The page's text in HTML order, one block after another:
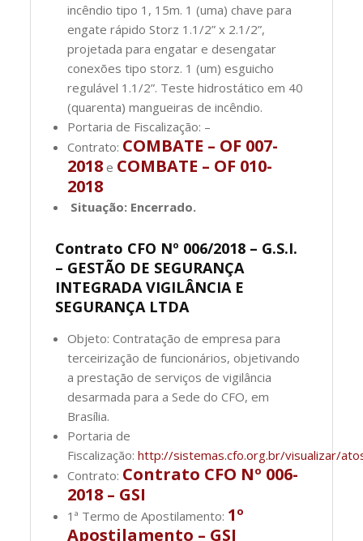
incêndio tipo 1, 15m. 1 (uma) chave para
engate rápido Storz 1.1/2” x 2.1/2”,
projetada para engatar e desengatar
conexões tipo storz. 1 (um) esguicho
regulável 1.1/2”. Teste hidrostático em 40
(quarenta) mangueiras de incêndio.
Portaria de Fiscalização: –
Contrato: COMBATE – OF 007-
2018 e COMBATE – OF 010-
2018
Situação: Encerrado.
Contrato CFO Nº 006/2018 – G.S.I.
– GESTÃO DE SEGURANÇA
INTEGRADA VIGILÂNCIA E
SEGURANÇA LTDA
Objeto: Contratação de empresa para
terceirização de funcionários, objetivando
a prestação de serviços de vigilância
desarmada para a Sede do CFO, em
Brasília.
Portaria de
Fiscalização:http://sistemas.cfo.org.br/visualizar/
Contrato: Contrato CFO Nº 006-
2018 – GSI
1ª Termo de Apostilamento: 1º
Apostilamento – GSI